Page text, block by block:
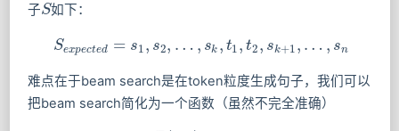
子S
S如下：
Sexpected = s1, s2, … , sk , t1, t2, sk+1, … , sn
Sex pec te d =s1 ,s2, …,sk ,t1 ,t 2,s k+1,…, s n
难点在于beam search是在token粒度生成句子，我们可以
把beam search简化为一个函数（虽然不完全准确）